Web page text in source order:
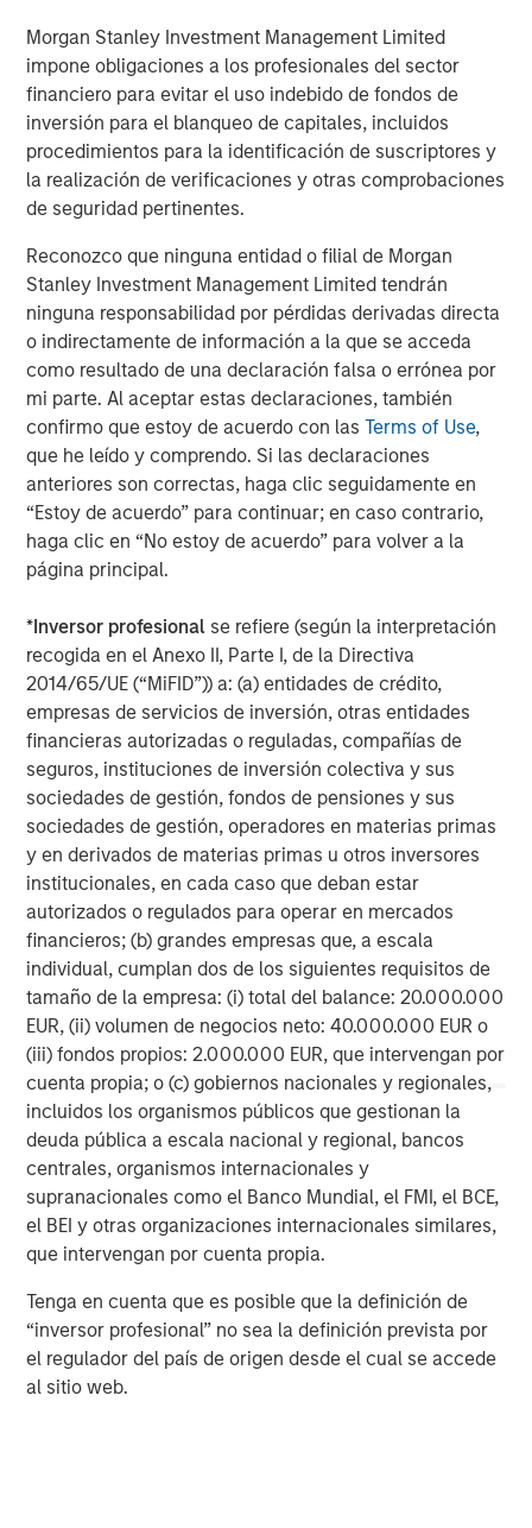
Morgan Stanley Investment Management Limited
impone obligaciones a los profesionales del sector
financiero para evitar el uso indebido de fondos de
inversión para el blanqueo de capitales, incluidos
procedimientos para la identificación de suscriptores y
la realización de verificaciones y otras comprobaciones
de seguridad pertinentes.
Reconozco que ninguna entidad o filial de Morgan
Stanley Investment Management Limited tendrán
ninguna responsabilidad por pérdidas derivadas directa
o indirectamente de información a la que se acceda
como resultado de una declaración falsa o errónea por
mi parte. Al aceptar estas declaraciones, también
confirmo que estoy de acuerdo con lasTerms of Use,
que he leído y comprendo. Si las declaraciones
anteriores son correctas, haga clic seguidamente en
“Estoy de acuerdo” para continuar; en caso contrario,
haga clic en “No estoy de acuerdo” para volver a la
página principal.
*Inversor profesional se refiere (según la interpretación
recogida en el Anexo II, Parte I, de la Directiva
2014/65/UE (“MiFID”)) a: (a) entidades de crédito,
empresas de servicios de inversión, otras entidades
financieras autorizadas o reguladas, compañías de
seguros, instituciones de inversión colectiva y sus
sociedades de gestión, fondos de pensiones y sus
sociedades de gestión, operadores en materias primas
y en derivados de materias primas u otros inversores
institucionales, en cada caso que deban estar
autorizados o regulados para operar en mercados
financieros; (b) grandes empresas que, a escala
individual, cumplan dos de los siguientes requisitos de
tamaño de la empresa: (i) total del balance: 20.000.000
EUR, (ii) volumen de negocios neto: 40.000.000 EUR o
(iii) fondos propios: 2.000.000 EUR, que intervengan por
cuenta propia; o (c) gobiernos nacionales y regionales,
incluidos los organismos públicos que gestionan la
deuda pública a escala nacional y regional, bancos
centrales, organismos internacionales y
supranacionales como el Banco Mundial, el FMI, el BCE,
el BEI y otras organizaciones internacionales similares,
que intervengan por cuenta propia.
Tenga en cuenta que es posible que la definición de
“inversor profesional” no sea la definición prevista por
el regulador del país de origen desde el cual se accede
al sitio web.
in the US. SPC’s leadership in the consumer space
coupled with this strong asset made this a compelling
continuation vehicle transaction, and we look forward to
SPC’s continued success with Captek,” explained Yash
Gupta, Partner at Morgan Stanley Private Markets
Secondaries, an investment team within Morgan Stanley
Investment Management that is a leader in GP-led
“Captek further exemplifies our depth and experience
investing in the Health and Wellness sector, including
businesses such as Renew Life, Swanson Health
Products, Clarion Brands, and Reliance. Captek enjoys a
unique and innovative position in the marketplace, and
we look forward to partnering with the team to execute
our playbook to drive growth,” said Alex Litt, Senior Vice
President at Swander Pace Capital.
Going forward, SPC will continue to seek acquisition
opportunities for Captek in the Vitamins, Mineral and
Supplements category to leverage the firm’s experience
and expertise in the space.
Swander Pace Capital was supported in this secondary
transaction by Lazard (secondary transaction advice),
Kirkland & Ellis LLP and Gibson, Dunn & Crutcher LLP
(legal advice) Armanino LLP and CohnReznick (finance),
and Kroll LLC (fairness opinion). The new investors were
supported by Davis Polk & Wardwell LLP (legal advice).
About Captek Softgel International, Inc.
Captek Softgel International, Inc. (CSI) is a privately-
owned, FDA registered and audited, GMP-certified, full-
service contract manufacturer of custom dietary
supplement formulations. CSI features high efficiency
encapsulation lines operating 24/5, capable of producing
more than 10 billion soft gels annually. The facility
encompasses approximately 295,000 square feet of
production, analytical laboratory, pilot laboratory, and
warehousing space. Captek fully complies with FDA
cGMP’s and has been independently certified by NSF
International. For more information,
www.capteksoftgel.com
About Swander Pace Capital
Swander Pace Capital (“SPC”) is a private equity firm that
invests in companies that are integral to consumers’
lives. Representative present and historical investments